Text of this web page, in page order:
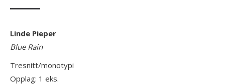
Linde Pieper
Blue Rain
Tresnitt/monotypi
Opplag: 1 eks.